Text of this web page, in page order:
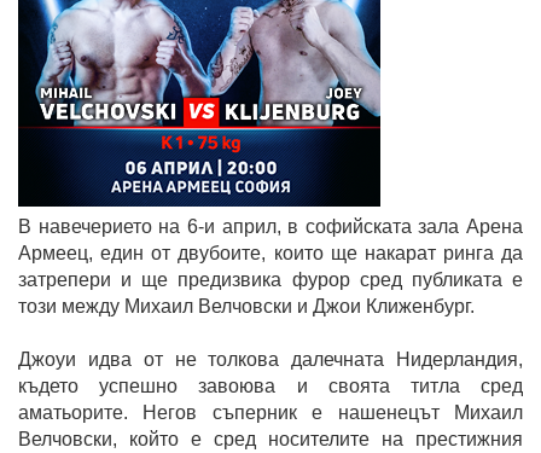
В навечерието на 6-и април, в софийската зала Арена
Армеец, един от двубоите, които ще накарат ринга да
затрепери и ще предизвика фурор сред публиката е
този между Михаил Велчовски и Джои Клиженбург.
Джоуи идва от не толкова далечната Нидерландия,
където успешно завоюва и своята титла сред
аматьорите. Негов съперник е нашенецът Михаил
Велчовски, който е сред носителите на престижния